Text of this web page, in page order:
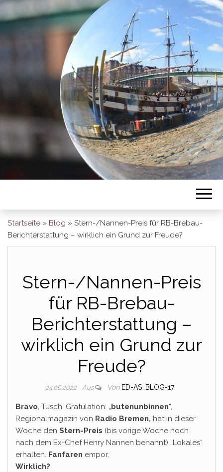
BREMEN SO
GESEHEN
Startseite » Blog » Stern-/Nannen-Preis für RB-Brebau-
Berichterstattung – wirklich ein Grund zur Freude?
Stern-/Nannen-Preis
für RB-Brebau-
Berichterstattung –
wirklich ein Grund zur
Freude?
24.06.2022 Aus Von ED-AS_BLOG-17
Bravo, Tusch, Gratulation: „butenunbinnen“,
Regionalmagazin von Radio Bremen, hat in dieser
Woche den Stern-Preis (bis vorige Woche noch
nach dem Ex-Chef Henry Nannen benannt) „Lokales“
erhalten. Fanfaren empor.
Wirklich?